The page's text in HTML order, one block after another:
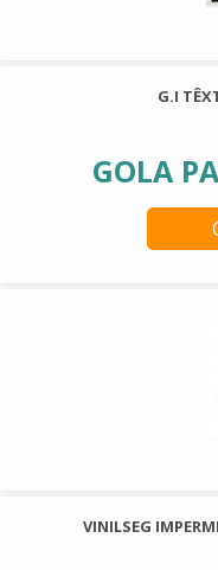
G.I
GOLA
VINILSEG